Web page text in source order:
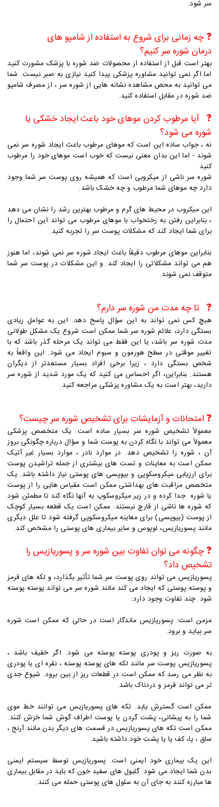
سر شود.
❓چه زمانی برای شروع به استفاده از شامپو های
درمان شوره سر کنیم؟
بهتر است قبل از استفاده از محصولات ضد شوره با پزشک مشورت کنید
اما اگر نمی توانید مشاوره پزشکی پیدا کنید نیازی به صبر نیست. شما
می توانید به محض مشاهده نشانه هایی از شوره سر ، از مصرف شامپو
ضد شوره در مقابل استفاده کنید.
❓ آیا مرطوب کردن موهای خود باعث ایجاد خشکی یا
شوره می شود؟
نه ، جواب ساده این است که موهای مرطوب باعث ایجاد شوره سر نمی
شوند - اما این بدان معنی نیست که خوب است موهای خود را مرطوب
کنید
شوره سر ناشی از میکروبی است که همیشه روی پوست سر شما وجود
دارد چه موهای شما مرطوب و چه خشک باشد.
این میکروب در محیط های گرم و مرطوب بهترین رشد را نشان می دهد
، بنابراین رفتن به رختخواب با موهای مرطوب می تواند این احتمال را
برای شما ایجاد کند که مشکلات پوست سر را تجربه کنید.
بنابراین موهای مرطوب دقیقاً باعث ایجاد شوره سر نمی شوند، اما هنوز
هم می تواند مشکلاتی را ایجاد کند. و این مشکلات در پوست سر شما
متوقف نمی شوند.
❓ تا چه مدت من شوره سر دارم؟
هیچ کس نمی تواند به این سؤال پاسخ دهد. این به عوامل زیادی
بستگی دارد، علائم شوره سر شما ممکن است شروع یک مشکل طولانی
مدت شوره سر باشد، یا این فقط می تواند یک مرحله گذر باشد که با
تغییر موقتی در سطح هورمون و سبوم ایجاد می شود. این واقعاً به
شخص بستگی دارد ، زیرا برخی افراد بسیار مستعدتر از دیگران
هستند. بنابراین، اگر احساس می کنید که یک مورد شدید از شوره سر
دارید، بهتر است به یک مشاوره پزشکی مراجعه کنید.
❓ امتحانات و آزمایشات برای تشخیص شوره سر چیست؟
معمولاً تشخیص شوره سر بسیار ساده است. یک متخصص پزشکی
معمولاً می تواند با نگاه کردن به پوست شما و سؤال درباره چگونگی بروز
آن ، شوره را تشخیص دهد. در موارد نادر ، موارد بسیار غیر آتیک
ممکن است به معاینات و تست های بیشتری از جمله تراشیدن پوست
برای ارزیابی میکروسکوپی و بیوپسی های پوستی نیاز داشته باشد. یک
متخصص مراقبت های بهداشتی ممکن است مقیاس هایی را از پوست
یا شوره جدا کرده و در زیر میکروسکوپ به آنها نگاه کند تا مطمئن شود
که شوره ها ناشی از قارچ نیستند. ممکن است یک قطعه بسیار کوچک
از پوست (بیوپسی) برای معاینه میکروسکوپی گرفته شود تا علل دیگری
مانند پسوریازیس، لوپوس و سایر بیماری های پوستی را مشخص کند.
❓چگونه می توان تفاوت بین شوره سر و پسوریازیس را
تشخیص داد؟
پسوریازیس می تواند روی پوست سر شما تأثیر بگذارد، و لکه های قرمز
و پوسته پوستی که ایجاد می کند مانند شوره سر می تواند پوسته پوسته
شود. چند تفاوت وجود دارد:
مزمن است: پسوریازیس ماندگار است در حالی که ممکن است شوره
سر بیاید و برود.
به صورت ریز و پودری پوسته پوسته می شود. اگر خفیف باشد ،
پسوریازیس پوست سر مانند لکه های پوسته پوسته ، نقره ای یا پودری
به نظر می رسد که ممکن است در قطعات ریز از بین برود. شیوع جدی
تر می تواند قرمز و دردناک باشد.
ممکن است گسترش یابد. تکه های پسوریازیس می توانند خط موی
شما را به پیشانی، پشت گردن یا پوست اطراف گوش شما خزش کنند.
ممکن است تکه های پسوریازیس در قسمت های دیگر بدن مانند آرنج ،
ساق ، پا، کف پا یا پشت خود داشته باشید.
این یک بیماری خود ایمنی است. پسوریازیس توسط سیستم ایمنی
بدن شما ایجاد می شود: گلبول های سفید خون که باید در مقابل بیماری
ها مبارزه کنند به جای آن به سلول های پوستی حمله می کنند.